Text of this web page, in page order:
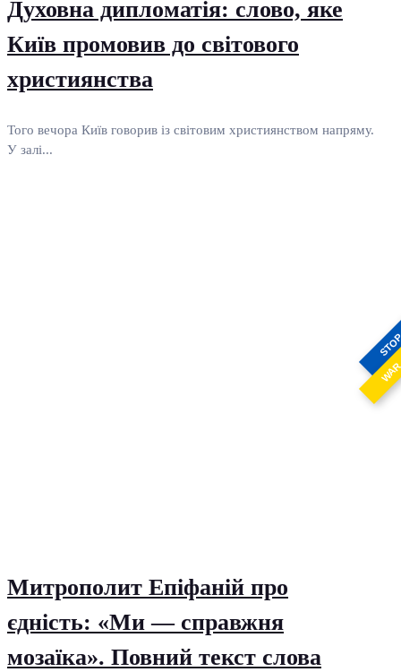
Духовна дипломатія: слово, яке
Київ промовив до світового
християнства
Того вечора Київ говорив із світовим християнством напряму.
У залі...
Митрополит Епіфаній про
єдність: «Ми — справжня
мозаїка». Повний текст слова